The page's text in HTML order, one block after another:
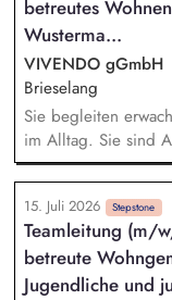
Angehörigen,
betreutes
Wusterma...
VIVENDO gGmbH
Brieselang
Sie begleiten
im Alltag. Sie sind
Angehörige und
gemeinsam mit
für ein stabiles,
mit Behörden,
Sie dokumentieren
15. Juli 2026 Stepstone
Teamleitung (m/
betreute
Jugendliche und